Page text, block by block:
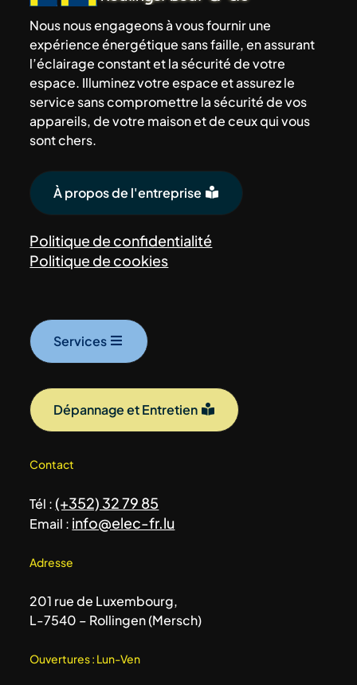
Nous nous engageons à vous fournir une
expérience énergétique sans faille, en assurant
l’éclairage constant et la sécurité de votre
espace. Illuminez votre espace et assurez le
service sans compromettre la sécurité de vos
appareils, de votre maison et de ceux qui vous
sont chers.
À propos de l'entreprise
Politique de confidentialité
Politique de cookies
Services
Dépannage et Entretien
Contact
Tél : (+352) 32 79 85
Email : info@elec-fr.lu
Adresse
201 rue de Luxembourg,
L-7540 – Rollingen (Mersch)
Ouvertures : Lun-Ven